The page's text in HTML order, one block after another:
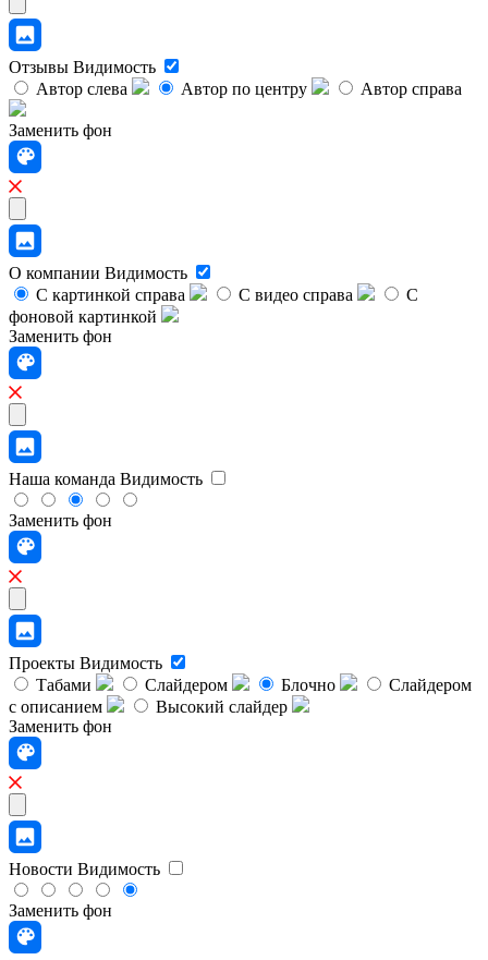
Отзывы Видимость
Автор слева
Автор по центру Автор справа
Заменить фон
О компании Видимость
С картинкой справа
С видео справа
С
фоновой картинкой
Заменить фон
Наша команда Видимость
Заменить фон
Проекты Видимость
Табами
Слайдером Блочно
Слайдером
с описанием
Высокий слайдер
Заменить фон
Новости Видимость
Заменить фон